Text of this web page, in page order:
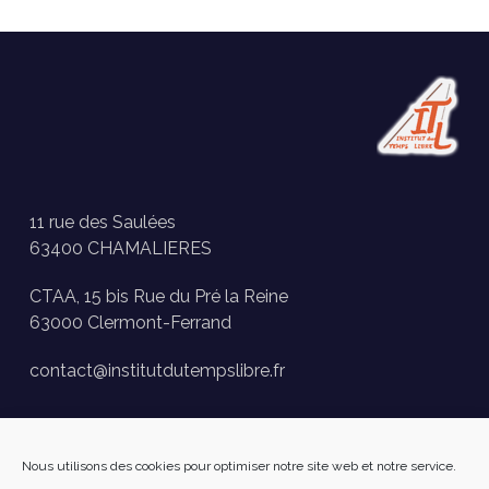
Nous utilisons des cookies pour optimiser notre site web et notre service.
11 rue des Saulées
63400 CHAMALIERES
CTAA, 15 bis Rue du Pré la Reine
63000 Clermont-Ferrand
contact@institutdutempslibre.fr
Presse